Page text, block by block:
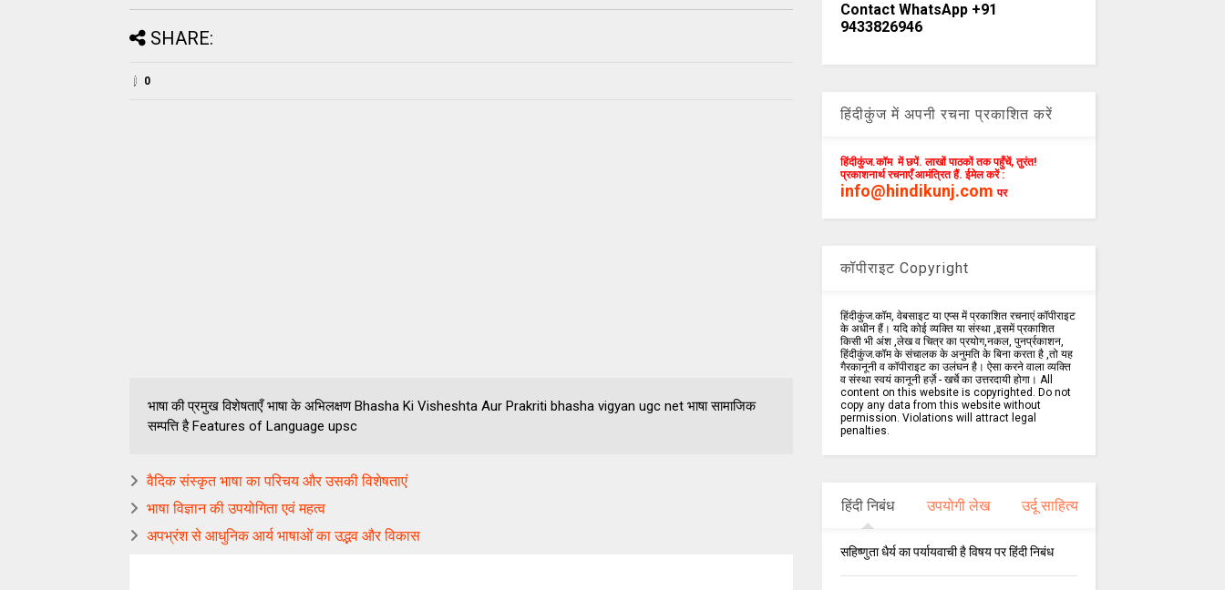
SHARE:
0
भाषा की प्रमुख विशेषताएँ भाषा के अभिलक्षण Bhasha Ki Visheshta Aur Prakriti bhasha vigyan ugc net भाषा सामाजिक
सम्पत्ति है Features of Language upsc
वैदिक संस्कृत भाषा का परिचय और उसकी विशेषताएं
भाषा विज्ञान की उपयोगिता एवं महत्व
अपभ्रंश से आधुनिक आर्य भाषाओं का उद्भव और विकास
Contact WhatsApp +91
9433826946
हिंदीकुंज में अपनी रचना प्रकाशित करें
हिंदीकुंज.कॉम में छपें. लाखों पाठकों तक पहुँचें, तुरंत!
प्रकाशनार्थ रचनाएँ आमंत्रित हैं. ईमेल करें :
info@hindikunj.com पर
कॉपीराइट Copyright
हिंदीकुंज.कॉम, वेबसाइट या एप्स में प्रकाशित रचनाएं कॉपीराइट
के अधीन हैं। यदि कोई व्यक्ति या संस्था ,इसमें प्रकाशित
किसी भी अंश ,लेख व चित्र का प्रयोग,नकल, पुनर्प्रकाशन,
हिंदीकुंज.कॉम के संचालक के अनुमति के बिना करता है ,तो यह
गैरकानूनी व कॉपीराइट का उलंघन है। ऐसा करने वाला व्यक्ति
व संस्था स्वयं कानूनी हर्ज़े - खर्चे का उत्तरदायी होगा। All
content on this website is copyrighted. Do not
copy any data from this website without
permission. Violations will attract legal
penalties.
हिंदी निबंध उपयोगी लेख उर्दू साहित्य
सहिष्णुता धैर्य का पर्यायवाची है विषय पर हिंदी निबंध